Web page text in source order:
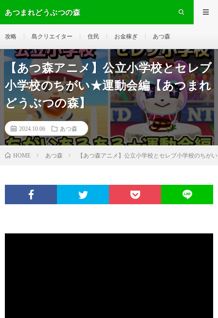
あつまれどうぶつの森
攻略 島クリエイター 住民 お金稼ぎ あつ森
【あつ森アニメ】公立小学校とセレブ
小学校のちがい★運動会編【あつまれ
どうぶつの森】
2024.10.06 あつ森
HOME あつ森 【あつ森アニメ】公立小学校とセレブ小学校のち